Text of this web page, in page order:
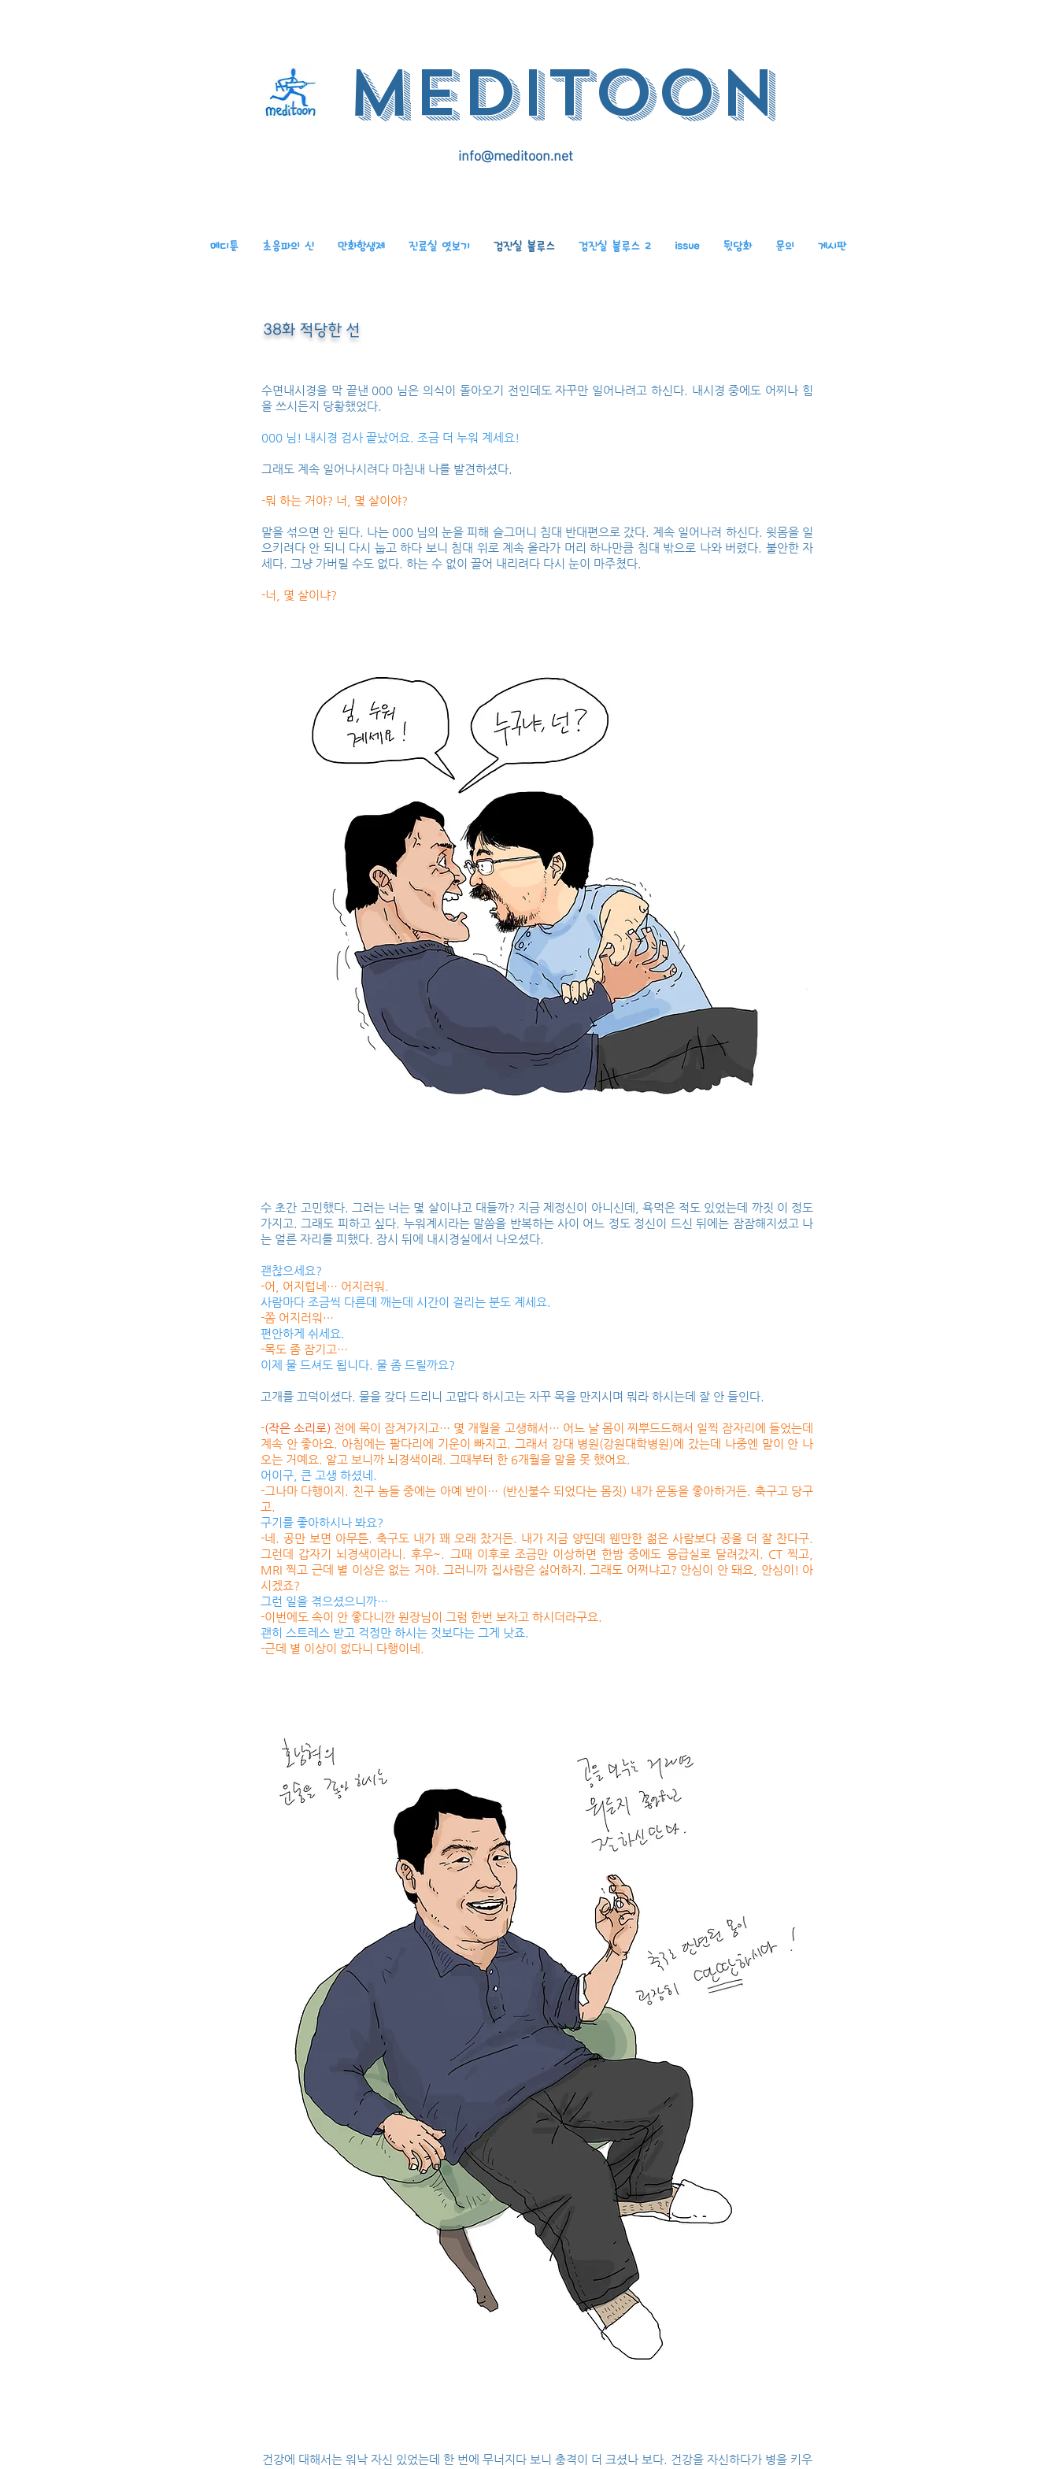
meditoon
info@meditoon.net
메디툰 초음파의 신 만화항생제 진료실 엿보기 검진실 블루스 검진실 블루스 2 issue 뒷담화 문의 게시판
38화 적당한 선
수면내시경을 막 끝낸 000 님은 의식이 돌아오기 전인데도 자꾸만 일어나려고 하신다. 내시경 중에도 어찌나 힘
을 쓰시든지 당황했었다.
000 님! 내시경 검사 끝났어요. 조금 더 누워 계세요!
그래도 계속 일어나시려다 마침내 나를 발견하셨다.
-뭐 하는 거야? 너, 몇 살이야?
말을 섞으면 안 된다. 나는 000 님의 눈을 피해 슬그머니 침대 반대편으로 갔다. 계속 일어나려 하신다. 윗몸을 일
으키려다 안 되니 다시 눕고 하다 보니 침대 위로 계속 올라가 머리 하나만큼 침대 밖으로 나와 버렸다. 불안한 자
세다. 그냥 가버릴 수도 없다. 하는 수 없이 끌어 내리려다 다시 눈이 마주쳤다.
-너, 몇 살이냐?
수 초간 고민했다. 그러는 너는 몇 살이냐고 대들까? 지금 제정신이 아니신데, 욕먹은 적도 있었는데 까짓 이 정도
가지고. 그래도 피하고 싶다. 누워계시라는 말씀을 반복하는 사이 어느 정도 정신이 드신 뒤에는 잠잠해지셨고 나
는 얼른 자리를 피했다. 잠시 뒤에 내시경실에서 나오셨다.
괜찮으세요?
-어, 어지럽네… 어지러워.
사람마다 조금씩 다른데 깨는데 시간이 걸리는 분도 계세요.
-쫌 어지러워…
편안하게 쉬세요.
-목도 좀 잠기고…
이제 물 드셔도 됩니다. 물 좀 드릴까요?
고개를 끄덕이셨다. 물을 갖다 드리니 고맙다 하시고는 자꾸 목을 만지시며 뭐라 하시는데 잘 안 들인다.
-(작은 소리로) 전에 목이 잠겨가지고… 몇 개월을 고생해서… 어느 날 몸이 찌뿌드드해서 일찍 잠자리에 들었는데
계속 안 좋아요. 아침에는 팔다리에 기운이 빠지고. 그래서 강대 병원(강원대학병원)에 갔는데 나중엔 말이 안 나
오는 거예요. 알고 보니까 뇌경색이래. 그때부터 한 6개월을 말을 못 했어요.
어이구, 큰 고생 하셨네.
-그나마 다행이지. 친구 놈들 중에는 아예 반이… (반신불수 되었다는 몸짓) 내가 운동을 좋아하거든. 축구고 당구
고.
구기를 좋아하시나 봐요?
-네. 공만 보면 아무튼. 축구도 내가 꽤 오래 찼거든. 내가 지금 양띤데 웬만한 젊은 사람보다 공을 더 잘 찬다구.
그런데 갑자기 뇌경색이라니. 후우~. 그때 이후로 조금만 이상하면 한밤 중에도 응급실로 달려갔지. CT 찍고,
MRI 찍고 근데 별 이상은 없는 거야. 그러니까 집사람은 싫어하지. 그래도 어쩌냐고? 안심이 안 돼요, 안심이! 아
시겠죠?
그런 일을 겪으셨으니까…
-이번에도 속이 안 좋다니깐 원장님이 그럼 한번 보자고 하시더라구요.
괜히 스트레스 받고 걱정만 하시는 것보다는 그게 낫죠.
-근데 별 이상이 없다니 다행이네.
건강에 대해서는 워낙 자신 있었는데 한 번에 무너지다 보니 충격이 더 크셨나 보다. 건강을 자신하다가 병을 키우